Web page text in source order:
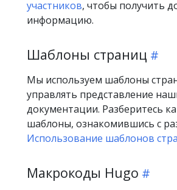
участников, чтобы получить
информацию.
Шаблоны страниц
Мы используем шаблоны
управлять представление
документации. Разберитесь
шаблоны, ознакомившись с
Использование шаблонов
Макрокоды Hugo